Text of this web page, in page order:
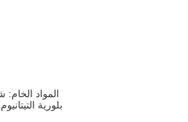
المواد الخام:
بلورية